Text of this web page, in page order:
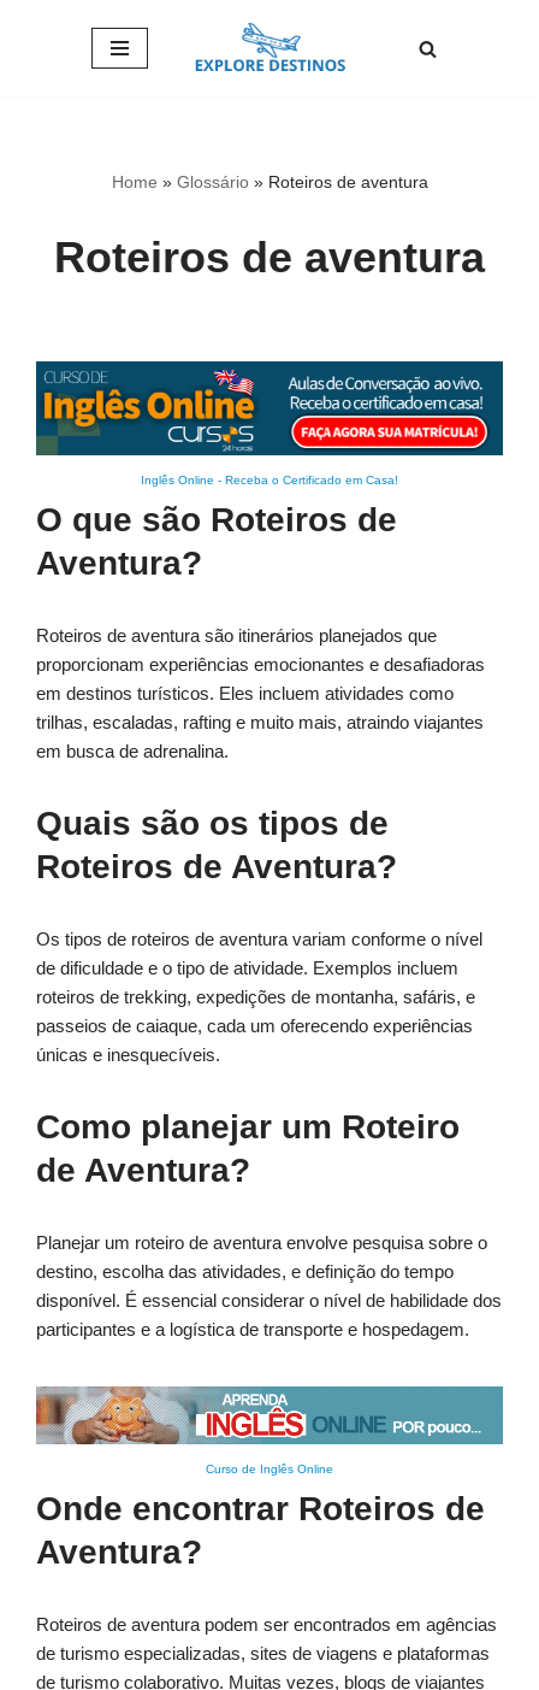
Home » Glossário» Roteiros de aventura
Roteiros de aventura
Inglês Online - Receba o Certificado em Casa!
O que são Roteiros de
Aventura?
Roteiros de aventura são itinerários planejados que
proporcionam experiências emocionantes e desafiadoras
em destinos turísticos. Eles incluem atividades como
trilhas, escaladas, rafting e muito mais, atraindo viajantes
em busca de adrenalina.
Quais são os tipos de
Roteiros de Aventura?
Os tipos de roteiros de aventura variam conforme o nível
de dificuldade e o tipo de atividade. Exemplos incluem
roteiros de trekking, expedições de montanha, safáris, e
passeios de caiaque, cada um oferecendo experiências
únicas e inesquecíveis.
Como planejar um Roteiro
de Aventura?
Planejar um roteiro de aventura envolve pesquisa sobre o
destino, escolha das atividades, e definição do tempo
disponível. É essencial considerar o nível de habilidade dos
participantes e a logística de transporte e hospedagem.
Curso de Inglês Online
Onde encontrar Roteiros de
Aventura?
Roteiros de aventura podem ser encontrados em agências
de turismo especializadas, sites de viagens e plataformas
de turismo colaborativo. Muitas vezes, blogs de viajantes